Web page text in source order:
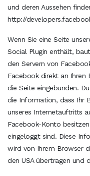
und deren Aussehen
http://
Wenn Sie eine Seite
Social Plugin enthält,
den Servern von
Facebook direkt an
die Seite eingebunden.
die Information, dass Ihr
unseres Internetauftritts
Facebook-Konto
eingeloggt sind. Diese
wird von Ihrem Browser
den USA übertragen und